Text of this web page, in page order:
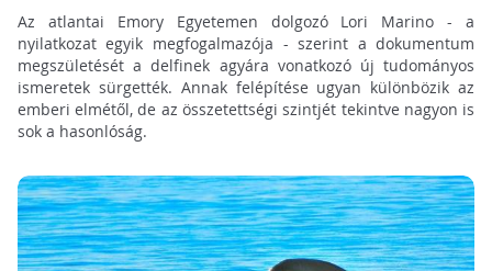
Az atlantai Emory Egyetemen dolgozó Lori Marino - a
nyilatkozat egyik megfogalmazója - szerint a dokumentum
megszületését a delfinek agyára vonatkozó új tudományos
ismeretek sürgették. Annak felépítése ugyan különbözik az
emberi elmétől, de az összetettségi szintjét tekintve nagyon is
sok a hasonlóság.